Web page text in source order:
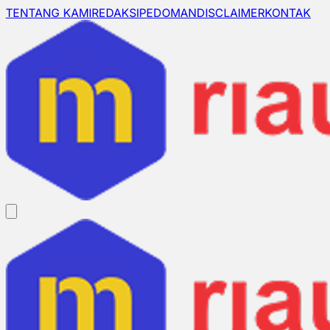
TENTANG KAMIREDAKSIPEDOMANDISCLAIMERKONTAK